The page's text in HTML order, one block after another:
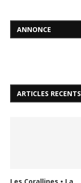
ANNONCE
ARTICLES RECENTS
Les Corallines • La